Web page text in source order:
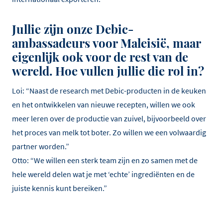
Jullie zijn onze Debic-
ambassadeurs voor Maleisië, maar
eigenlijk ook voor de rest van de
wereld. Hoe vullen jullie die rol in?
Loi: “Naast de research met Debic-producten in de keuken
en het ontwikkelen van nieuwe recepten, willen we ook
meer leren over de productie van zuivel, bijvoorbeeld over
het proces van melk tot boter. Zo willen we een volwaardig
partner worden.”
Otto: “We willen een sterk team zijn en zo samen met de
hele wereld delen wat je met ‘echte’ ingrediënten en de
juiste kennis kunt bereiken.”